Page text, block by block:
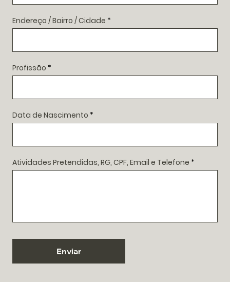
Profissão
Atividades Pretendidas, RG, CPF, Email e Telefone
Endereço / Bairro / Cidade
Data de Nascimento
Enviar